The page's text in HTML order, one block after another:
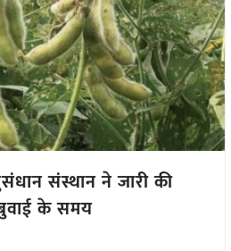
संस्थान ने जारी की
के समय